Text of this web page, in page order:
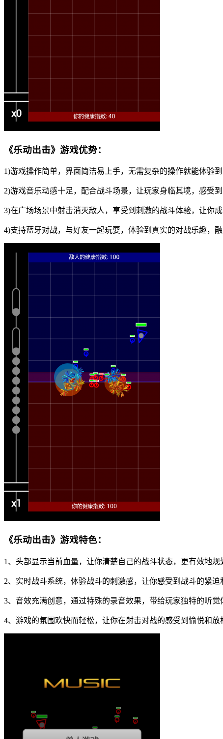
《乐动出击》游戏优势：
1)游戏操作简单，界面简洁易上手，无需复杂的操作就能体验到
2)游戏音乐动感十足，配合战斗场景，让玩家身临其境，感受到
3)在广场场景中射击消灭敌人，享受到刺激的战斗体验，让你成
4)支持蓝牙对战，与好友一起玩耍，体验到真实的对战乐趣，融
《乐动出击》游戏特色：
1、头部显示当前血量，让你清楚自己的战斗状态，更有效地规
2、实时战斗系统，体验战斗的刺激感，让你感受到战斗的紧迫
3、音效充满创意，通过特殊的录音效果，带给玩家独特的听觉
4、游戏的氛围欢快而轻松，让你在射击对战的感受到愉悦和放